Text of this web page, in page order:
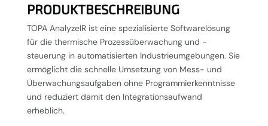
PRODUKTBESCHREIBUNG
TOPA AnalyzeIR ist eine spezialisierte Softwarelösung
für die thermische Prozessüberwachung und -
steuerung in automatisierten Industrieumgebungen. Sie
ermöglicht die schnelle Umsetzung von Mess- und
Überwachungsaufgaben ohne Programmierkenntnisse
und reduziert damit den Integrationsaufwand
erheblich.